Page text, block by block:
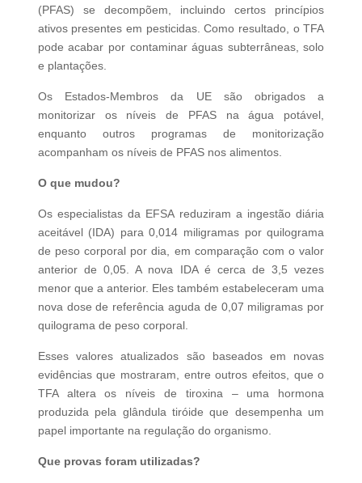
(PFAS) se decompõem, incluindo certos princípios
ativos presentes em pesticidas. Como resultado, o TFA
pode acabar por contaminar águas subterrâneas, solo
e plantações.
Os Estados-Membros da UE são obrigados a
monitorizar os níveis de PFAS na água potável,
enquanto outros programas de monitorização
acompanham os níveis de PFAS nos alimentos.
O que mudou?
Os especialistas da EFSA reduziram a ingestão diária
aceitável (IDA) para 0,014 miligramas por quilograma
de peso corporal por dia, em comparação com o valor
anterior de 0,05. A nova IDA é cerca de 3,5 vezes
menor que a anterior. Eles também estabeleceram uma
nova dose de referência aguda de 0,07 miligramas por
quilograma de peso corporal.
Esses valores atualizados são baseados em novas
evidências que mostraram, entre outros efeitos, que o
TFA altera os níveis de tiroxina – uma hormona
produzida pela glândula tiróide que desempenha um
papel importante na regulação do organismo.
Que provas foram utilizadas?